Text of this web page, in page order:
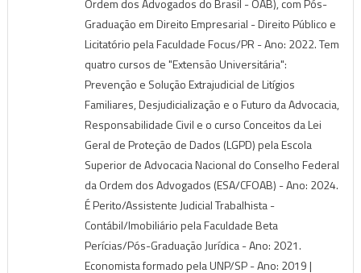
Graduação em Direito Empresarial - Direito Público e
Licitatório pela Faculdade Focus/PR - Ano: 2022. Tem
quatro cursos de "Extensão Universitária":
Prevenção e Solução Extrajudicial de Litígios
Familiares, Desjudicialização e o Futuro da Advocacia,
Responsabilidade Civil e o curso Conceitos da Lei
Geral de Proteção de Dados (LGPD) pela Escola
Superior de Advocacia Nacional do Conselho Federal
da Ordem dos Advogados (ESA/CFOAB) - Ano: 2024.
É Perito/Assistente Judicial Trabalhista -
Contábil/Imobiliário pela Faculdade Beta
Perícias/Pós-Graduação Jurídica - Ano: 2021.
Economista formado pela UNP/SP - Ano: 2019 |